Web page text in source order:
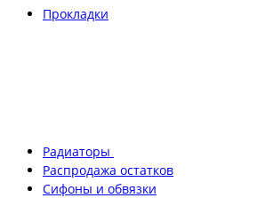
Прокладки
Радиаторы
Распродажа остатков
Сифоны и обвязки